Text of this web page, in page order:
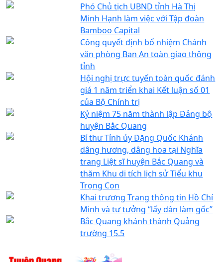
Phó Chủ tịch UBND tỉnh Hà Thị
Minh Hạnh làm việc với Tập đoàn
Bamboo Capital
Công quyết định bổ nhiệm Chánh
văn phòng Ban An toàn giao thông
tỉnh
Hội nghị trực tuyến toàn quốc đánh
giá 1 năm triển khai Kết luận số 01
của Bộ Chính trị
Kỷ niệm 75 năm thành lập Đảng bộ
huyện Bắc Quang
Bí thư Tỉnh ủy Đặng Quốc Khánh
dâng hương, dâng hoa tại Nghĩa
trang Liệt sĩ huyện Bắc Quang và
thăm Khu di tích lịch sử Tiểu khu
Trọng Con
Khai trương Trang thông tin Hồ Chí
Minh và tư tưởng “lấy dân làm gốc”
Bắc Quang khánh thành Quảng
trường 15.5